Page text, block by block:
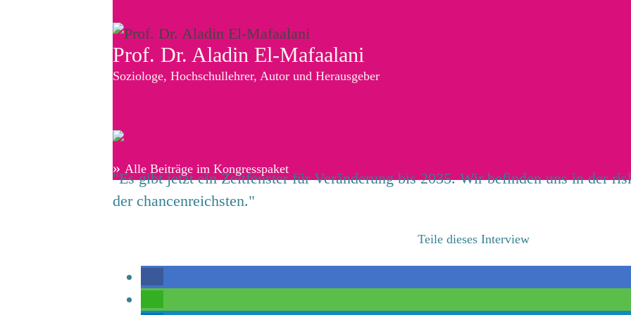
Prof. Dr. Aladin El-Mafaalani
Soziologe, Hochschullehrer, Autor und Herausgeber
» Alle Beiträge im Kongresspaket
"Es gibt jetzt ein Zeitfenster für Veränderung bis 2035. Wir befinden uns in der
der chancenreichsten."
Teile dieses Interview